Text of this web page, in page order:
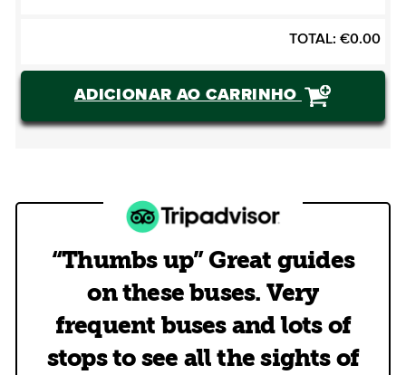
TOTAL: €0.00
ADICIONAR AO CARRINHO
“Thumbs up” Great guides
on these buses. Very
frequent buses and lots of
stops to see all the sights of